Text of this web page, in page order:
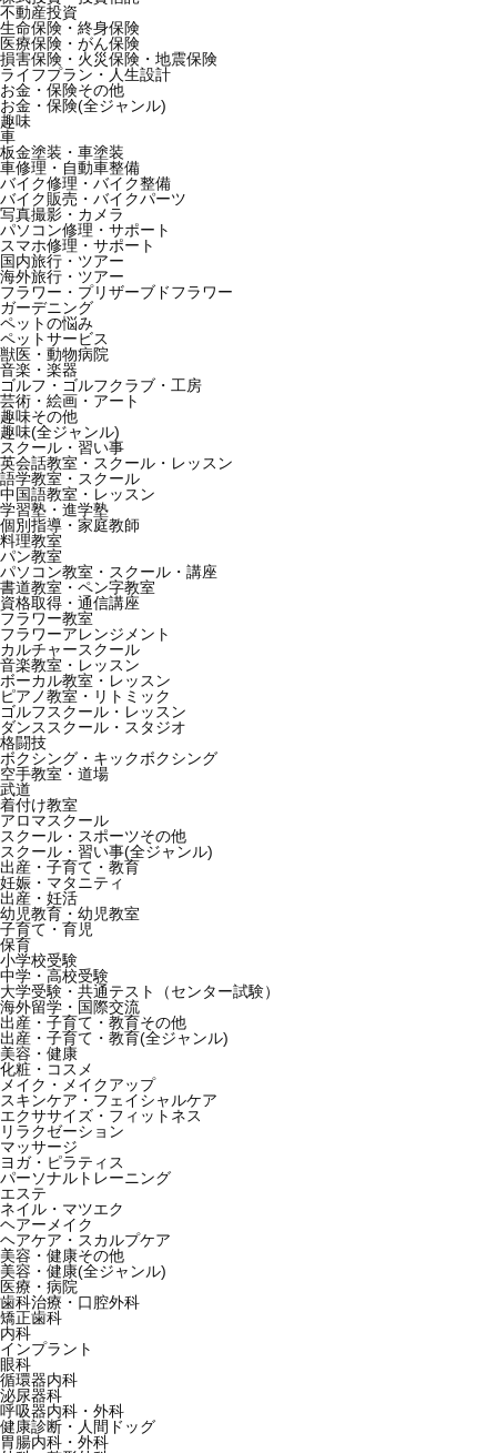
不動産投資
生命保険・終身保険
医療保険・がん保険
損害保険・火災保険・地震保険
ライフプラン・人生設計
お金・保険その他
お金・保険(全ジャンル)
趣味
車
板金塗装・車塗装
車修理・自動車整備
バイク修理・バイク整備
バイク販売・バイクパーツ
写真撮影・カメラ
パソコン修理・サポート
スマホ修理・サポート
国内旅行・ツアー
海外旅行・ツアー
フラワー・プリザーブドフラワー
ガーデニング
ペットの悩み
ペットサービス
獣医・動物病院
音楽・楽器
ゴルフ・ゴルフクラブ・工房
芸術・絵画・アート
趣味その他
趣味(全ジャンル)
スクール・習い事
英会話教室・スクール・レッスン
語学教室・スクール
中国語教室・レッスン
学習塾・進学塾
個別指導・家庭教師
料理教室
パン教室
パソコン教室・スクール・講座
書道教室・ペン字教室
資格取得・通信講座
フラワー教室
フラワーアレンジメント
カルチャースクール
音楽教室・レッスン
ボーカル教室・レッスン
ピアノ教室・リトミック
ゴルフスクール・レッスン
ダンススクール・スタジオ
格闘技
ボクシング・キックボクシング
空手教室・道場
武道
着付け教室
アロマスクール
スクール・スポーツその他
スクール・習い事(全ジャンル)
出産・子育て・教育
妊娠・マタニティ
出産・妊活
幼児教育・幼児教室
子育て・育児
保育
小学校受験
中学・高校受験
大学受験・共通テスト（センター試験）
海外留学・国際交流
出産・子育て・教育その他
出産・子育て・教育(全ジャンル)
美容・健康
化粧・コスメ
メイク・メイクアップ
スキンケア・フェイシャルケア
エクササイズ・フィットネス
リラクゼーション
マッサージ
ヨガ・ピラティス
パーソナルトレーニング
エステ
ネイル・マツエク
ヘアーメイク
ヘアケア・スカルプケア
美容・健康その他
美容・健康(全ジャンル)
医療・病院
歯科治療・口腔外科
矯正歯科
内科
インプラント
眼科
循環器内科
泌尿器科
呼吸器内科・外科
健康診断・人間ドッグ
胃腸内科・外科